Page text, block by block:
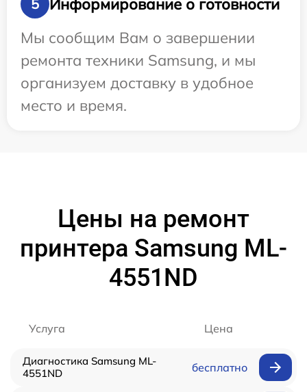
5
Информирование о готовности
Мы сообщим Вам о завершении
ремонта техники Samsung, и мы
организуем доставку в удобное
место и время.
Цены на ремонт
принтера Samsung ML-
4551ND
Услуга Цена
Диагностика Samsung ML-
4551ND
бесплатно